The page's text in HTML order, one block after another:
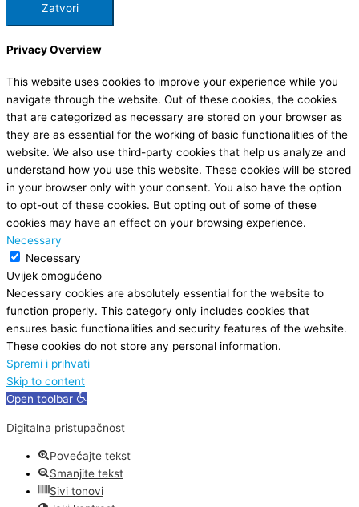
Zatvori
Privacy Overview
This website uses cookies to improve your experience while you
navigate through the website. Out of these cookies, the cookies
that are categorized as necessary are stored on your browser as
they are as essential for the working of basic functionalities of the
website. We also use third-party cookies that help us analyze and
understand how you use this website. These cookies will be stored
in your browser only with your consent. You also have the option
to opt-out of these cookies. But opting out of some of these
cookies may have an effect on your browsing experience.
Necessary
Necessary
Uvijek omogućeno
Necessary cookies are absolutely essential for the website to
function properly. This category only includes cookies that
ensures basic functionalities and security features of the website.
These cookies do not store any personal information.
Spremi i prihvati
Skip to content
Open toolbar
Digitalna pristupačnost
Povećajte tekst
Smanjite tekst
Sivi tonovi